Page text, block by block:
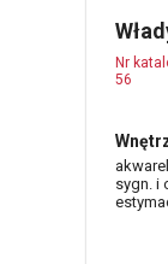
Nr
56
sygn. i